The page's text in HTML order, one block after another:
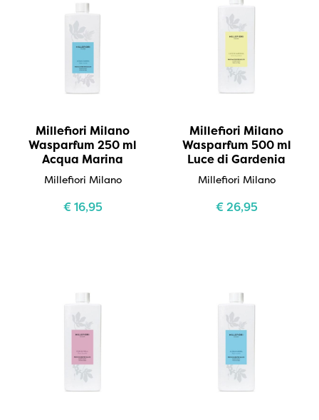
Millefiori Milano
Wasparfum 250 ml
Acqua Marina
Millefiori Milano
€16,95
Millefiori Milano
Wasparfum 500 ml
Luce di Gardenia
Millefiori Milano
€26,95